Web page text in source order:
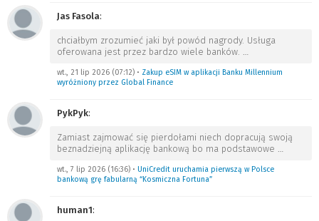
Jas Fasola:
chciałbym zrozumieć jaki był powód nagrody. Usługa
oferowana jest przez bardzo wiele banków. …
wt., 21 lip 2026 (07:12) • Zakup eSIM w aplikacji Banku Millennium
wyróżniony przez Global Finance
PykPyk:
Zamiast zajmować się pierdołami niech dopracują swoją
beznadziejną aplikację bankową bo ma podstawowe …
wt., 7 lip 2026 (16:36) • UniCredit uruchamia pierwszą w Polsce
bankową grę fabularną “Kosmiczna Fortuna”
human1: